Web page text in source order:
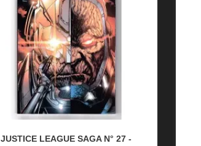
JUSTICE LEAGUE SAGA N° 27 -